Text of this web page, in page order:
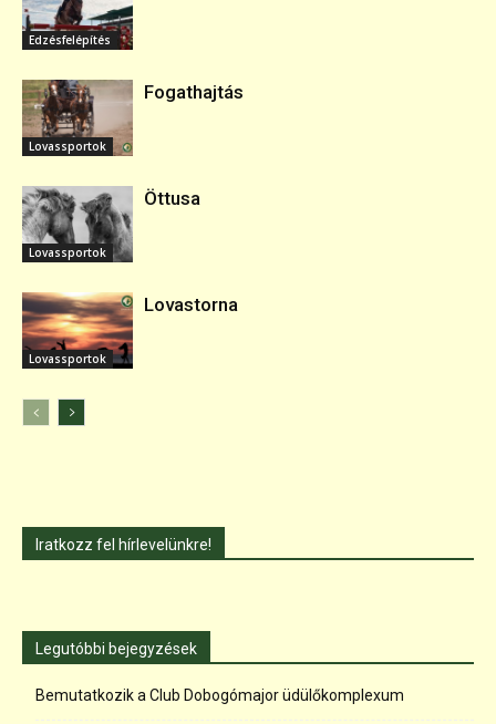
Edzésfelépítés
Lovassportok
Fogathajtás
Lovassportok
Öttusa
Lovassportok
Lovastorna
Iratkozz fel hírlevelünkre!
Legutóbbi bejegyzések
Bemutatkozik a Club Dobogómajor üdülőkomplexum